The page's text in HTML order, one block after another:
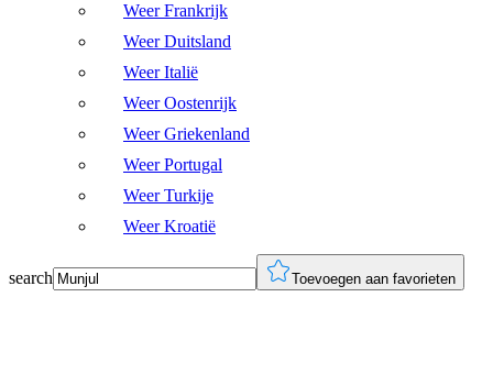
Weer Frankrijk
Weer Duitsland
Weer Italië
Weer Oostenrijk
Weer Griekenland
Weer Portugal
Weer Turkije
Weer Kroatië
search Toevoegen aan favorieten